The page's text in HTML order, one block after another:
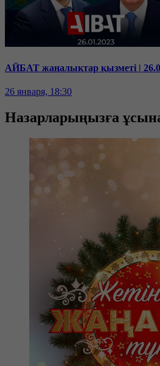
АЙБАТ жаңалықтар қызметі |
26 января, 18:30
Назарларыңызға